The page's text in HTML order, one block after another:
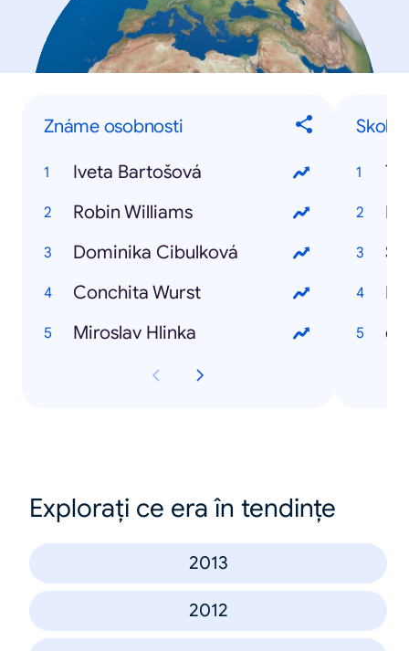
Známe osobnosti
Iveta Bartošová
Robin Williams
Dominika Cibulková
Conchita Wurst
Miroslav Hlinka
Explorați ce era în tendințe
2013
2012